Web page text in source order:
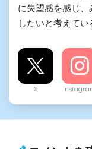
に失望感を感じ
したいと考えてい
X